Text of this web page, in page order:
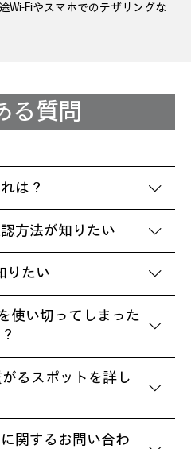
Wi-Fiやスマホでのテザリングな
る質問
は？
方法が知りたい
りたい
使い切ってしまった
るスポットを詳し
関するお問い合わ